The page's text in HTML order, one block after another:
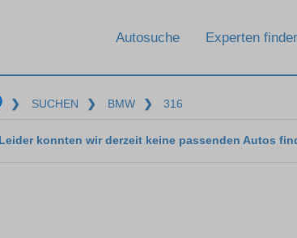
Autosuche Experten
❯ SUCHEN ❯ BMW ❯ 316
Leider konnten wir derzeit keine passenden Autos